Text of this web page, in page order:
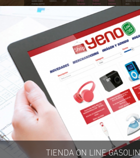
TIENDA ON LINE